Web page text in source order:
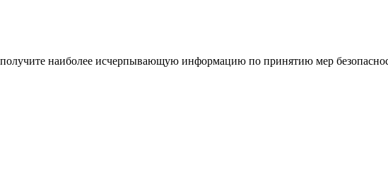
наиболее исчерпывающую информацию по принятию мер